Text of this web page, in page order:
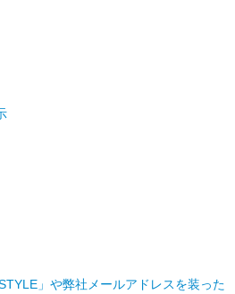
」や弊社メールアドレスを装った